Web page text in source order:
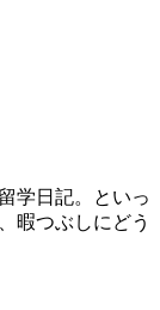
学日記。といっ
暇つぶしにどう